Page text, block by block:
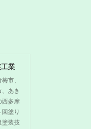
業
市、
あき
西多摩
塗り
塗装技